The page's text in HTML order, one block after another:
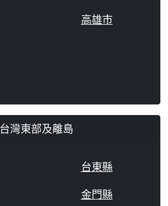
高雄市
台灣東部及離島
台東縣
金門縣